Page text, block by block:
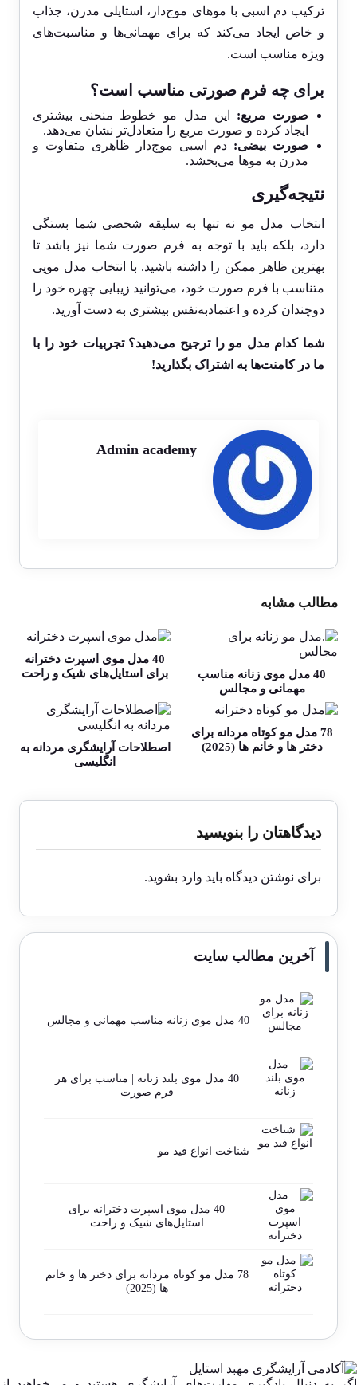
ترکیب دم اسبی با موهای موج‌دار، استایلی مدرن، جذاب
و خاص ایجاد می‌کند که برای مهمانی‌ها و مناسبت‌های
ویژه مناسب است.
برای چه فرم صورتی مناسب است؟
صورت مربع: این مدل مو خطوط منحنی بیشتری
ایجاد کرده و صورت مربع را متعادل‌تر نشان می‌دهد.
صورت بیضی: دم اسبی موج‌دار ظاهری متفاوت و
مدرن به موها می‌بخشد.
نتیجه‌گیری
انتخاب مدل مو نه تنها به سلیقه شخصی شما بستگی
دارد، بلکه باید با توجه به فرم صورت شما نیز باشد تا
بهترین ظاهر ممکن را داشته باشید. با انتخاب مدل مویی
متناسب با فرم صورت خود، می‌توانید زیبایی چهره خود را
دوچندان کرده و اعتمادبه‌نفس بیشتری به دست آورید.
شما کدام مدل مو را ترجیح می‌دهید؟ تجربیات خود را با
ما در کامنت‌ها به اشتراک بگذارید!
Admin academy
مطالب مشابه
40 مدل موی زنانه مناسب
مهمانی و مجالس
40 مدل موی اسپرت دخترانه
برای استایل‌های شیک و راحت
78 مدل مو کوتاه مردانه برای
دختر ها و خانم ها (2025)
اصطلاحات آرایشگری مردانه به
انگلیسی
دیدگاهتان را بنویسید
برای نوشتن دیدگاه باید وارد بشوید.
آخرین مطالب سایت
40 مدل موی زنانه مناسب مهمانی و مجالس
40 مدل موی بلند زنانه | مناسب برای هر
فرم صورت
شناخت انواع فید مو
40 مدل موی اسپرت دخترانه برای
استایل‌های شیک و راحت
78 مدل مو کوتاه مردانه برای دختر ها و خانم
ها (2025)